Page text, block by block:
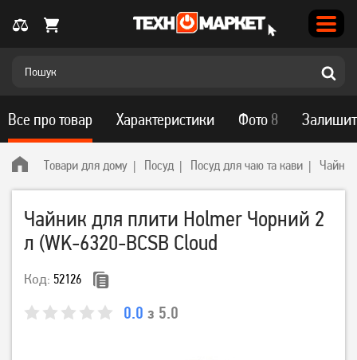
Товари для дому Посуд Посуд для чаю та кави
Чайник для плити Holmer Чорний 2
л (WK-6320-BCSB Cloud
Код: 52126
0.0 з 5.0
Все про товар Характеристики Фото 8